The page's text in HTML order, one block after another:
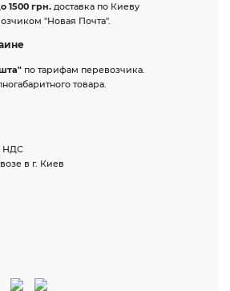
1500 грн. доставка по Киеву
"Новая Почта".
по тарифам перевозчика.
товара.
НДС
в г. Киев